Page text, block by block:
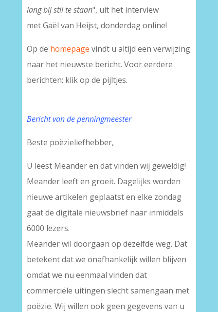
lang bij stil te staan", uit het interview
met Gaël van Heijst, donderdag online!
Op de homepage vindt u altijd een verwijzing
naar het nieuwste bericht. Voor eerdere
berichten: klik op de pijltjes.
Bericht van de penningmeester
Beste poëzieliefhebber,
U leest Meander en dat vinden wij geweldig!
Meander leeft en groeit. Dagelijks worden
nieuwe artikelen geplaatst en elke zondag
gaat de digitale nieuwsbrief naar inmiddels
6000 lezers.
Meander wil doorgaan op dezelfde weg. Dat
betekent dat we onafhankelijk willen blijven
omdat we nu eenmaal vinden dat
commerciële uitingen slecht samengaan met
poëzie. Wij willen ook geen gegevens van u